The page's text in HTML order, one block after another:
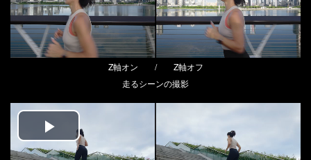
Video
Z軸オン / Z軸オフ
走るシーンの撮影
Play